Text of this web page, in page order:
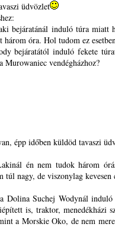
üdvözlet
bejáratánál induló túra miatt
három óra. Hol tudom ez
bejáratától induló fekete
vendégházhoz?
épp időben küldöd tavaszi
én nem tudok három
túl nagy, de viszonylag kevesen
Dolina Suchej Wodynál
is, traktor, menedékházi
a Morskie Oko, de nem